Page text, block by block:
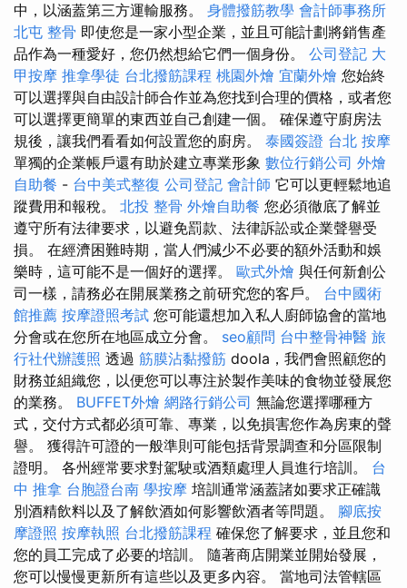
中，以涵蓋第三方運輸服務。 身體撥筋教學 會計師事務所
北屯 整骨 即使您是一家小型企業，並且可能計劃將銷售產
品作為一種愛好，您仍然想給它們一個身份。 公司登記 大
甲按摩 推拿學徒 台北撥筋課程 桃園外燴 宜蘭外燴 您始終
可以選擇與自由設計師合作並為您找到合理的價格，或者您
可以選擇更簡單的東西並自己創建一個。 確保遵守廚房法
規後，讓我們看看如何設置您的廚房。 泰國簽證 台北 按摩
單獨的企業帳戶還有助於建立專業形象 數位行銷公司 外燴
自助餐 - 台中美式整復 公司登記 會計師 它可以更輕鬆地追
蹤費用和報稅。 北投 整骨 外燴自助餐 您必須徹底了解並
遵守所有法律要求，以避免罰款、法律訴訟或企業聲譽受
損。 在經濟困難時期，當人們減少不必要的額外活動和娛
樂時，這可能不是一個好的選擇。 歐式外燴 與任何新創公
司一樣，請務必在開展業務之前研究您的客戶。 台中國術
館推薦 按摩證照考試 您可能還想加入私人廚師協會的當地
分會或在您所在地區成立分會。 seo顧問 台中整骨神醫 旅
行社代辦護照 透過 筋膜沾黏撥筋 doola，我們會照顧您的
財務並組織您，以便您可以專注於製作美味的食物並發展您
的業務。 BUFFET外燴 網路行銷公司 無論您選擇哪種方
式，交付方式都必須可靠、專業，以免損害您作為房東的聲
譽。 獲得許可證的一般準則可能包括背景調查和分區限制
證明。 各州經常要求對駕駛或酒類處理人員進行培訓。 台
中 推拿 台胞證台南 學按摩 培訓通常涵蓋諸如要求正確識
別酒精飲料以及了解飲酒如何影響飲酒者等問題。 腳底按
摩證照 按摩執照 台北撥筋課程 確保您了解要求，並且您和
您的員工完成了必要的培訓。 隨著商店開業並開始發展，
您可以慢慢更新所有這些以及更多內容。 當地司法管轄區